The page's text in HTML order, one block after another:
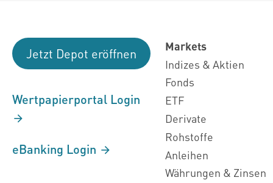
Jetzt Depot eröffnen
Wertpapierportal Login
eBanking Login
Markets
Indizes & Aktien
Fonds
ETF
Derivate
Rohstoffe
Anleihen
Währungen & Zinsen